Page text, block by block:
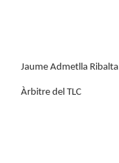
Jaume Admetlla Ribalta
Àrbitre del TLC